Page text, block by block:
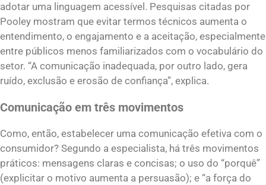
adotar uma linguagem acessível. Pesquisas citadas por
Pooley mostram que evitar termos técnicos aumenta o
entendimento, o engajamento e a aceitação, especialmente
entre públicos menos familiarizados com o vocabulário do
setor. “A comunicação inadequada, por outro lado, gera
ruído, exclusão e erosão de confiança”, explica.
Comunicação em três movimentos
Como, então, estabelecer uma comunicação efetiva com o
consumidor? Segundo a especialista, há três movimentos
práticos: mensagens claras e concisas; o uso do “porquê”
(explicitar o motivo aumenta a persuasão); e “a força do